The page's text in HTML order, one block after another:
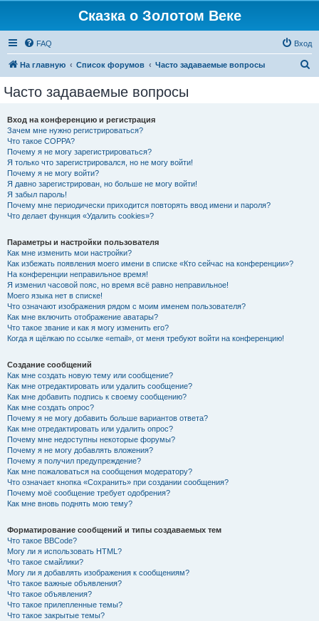
Сказка о Золотом Веке
FAQ Вход
На главную Список форумов Часто задаваемые вопросы
Часто задаваемые вопросы
Вход на конференцию и регистрация
Зачем мне нужно регистрироваться?
Что такое COPPA?
Почему я не могу зарегистрироваться?
Я только что зарегистрировался, но не могу войти!
Почему я не могу войти?
Я давно зарегистрирован, но больше не могу войти!
Я забыл пароль!
Почему мне периодически приходится повторять ввод имени и пароля?
Что делает функция «Удалить cookies»?
Параметры и настройки пользователя
Как мне изменить мои настройки?
Как избежать появления моего имени в списке «Кто сейчас на конференции»?
На конференции неправильное время!
Я изменил часовой пояс, но время всё равно неправильное!
Моего языка нет в списке!
Что означают изображения рядом с моим именем пользователя?
Как мне включить отображение аватары?
Что такое звание и как я могу изменить его?
Когда я щёлкаю по ссылке «email», от меня требуют войти на конференцию!
Создание сообщений
Как мне создать новую тему или сообщение?
Как мне отредактировать или удалить сообщение?
Как мне добавить подпись к своему сообщению?
Как мне создать опрос?
Почему я не могу добавить больше вариантов ответа?
Как мне отредактировать или удалить опрос?
Почему мне недоступны некоторые форумы?
Почему я не могу добавлять вложения?
Почему я получил предупреждение?
Как мне пожаловаться на сообщения модератору?
Что означает кнопка «Сохранить» при создании сообщения?
Почему моё сообщение требует одобрения?
Как мне вновь поднять мою тему?
Форматирование сообщений и типы создаваемых тем
Что такое BBCode?
Могу ли я использовать HTML?
Что такое смайлики?
Могу ли я добавлять изображения к сообщениям?
Что такое важные объявления?
Что такое объявления?
Что такое прилепленные темы?
Что такое закрытые темы?